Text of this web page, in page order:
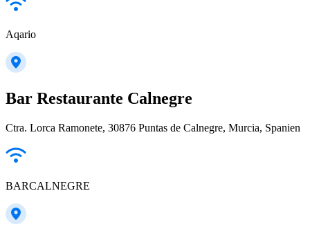
Aqario
Bar Restaurante Calnegre
Ctra. Lorca Ramonete, 30876 Puntas de Calnegre, Murcia, Spanien
BARCALNEGRE